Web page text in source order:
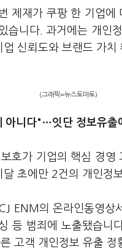
제재가 쿠팡 한 기업
습니다. 과거에는 개인
업 신뢰도와 브랜드 가치
(그래픽=뉴스토마토)
아니다"…잇단 정보유출
호가 기업의 핵심 경영
초에만 2건의 개인정
ENM의 온라인동영상
등 범죄에 노출됐습
고객 개인정보 유출 정